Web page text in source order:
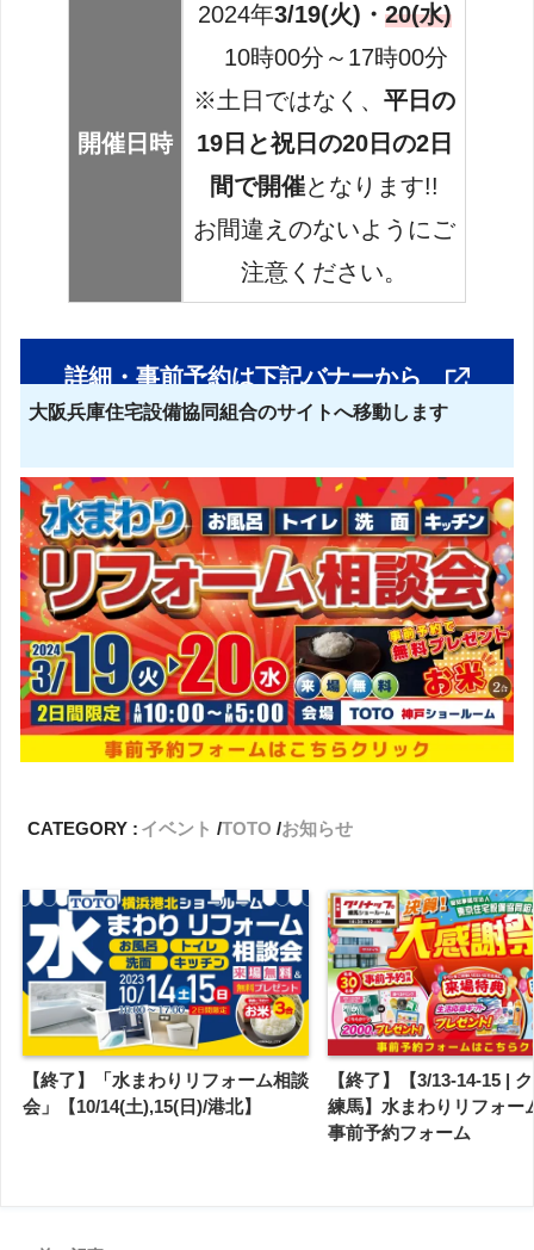
開催日時
2024年3/19(火)・ 20(水)
10時00分～17時00分
※土日ではなく、 平日の
19日と祝日の20日の2日
間で開催となります!!
お間違えのないようにご
注意ください。
詳細・事前予約は下記バナーから
大阪兵庫住宅設備協同組合のサイトへ移動します
CATEGORY : イベント TOTO お知らせ
【終了】「水まわりリフォーム相談
会」【10/14(土),15(日)/港北】
【終了】【3/13-14-15 |
練馬】水まわりリフォー
事前予約フォーム